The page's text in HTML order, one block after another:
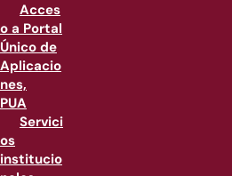
Acces
o a Portal
Único de
Aplicacio
nes,
PUA
Servici
os
institucio